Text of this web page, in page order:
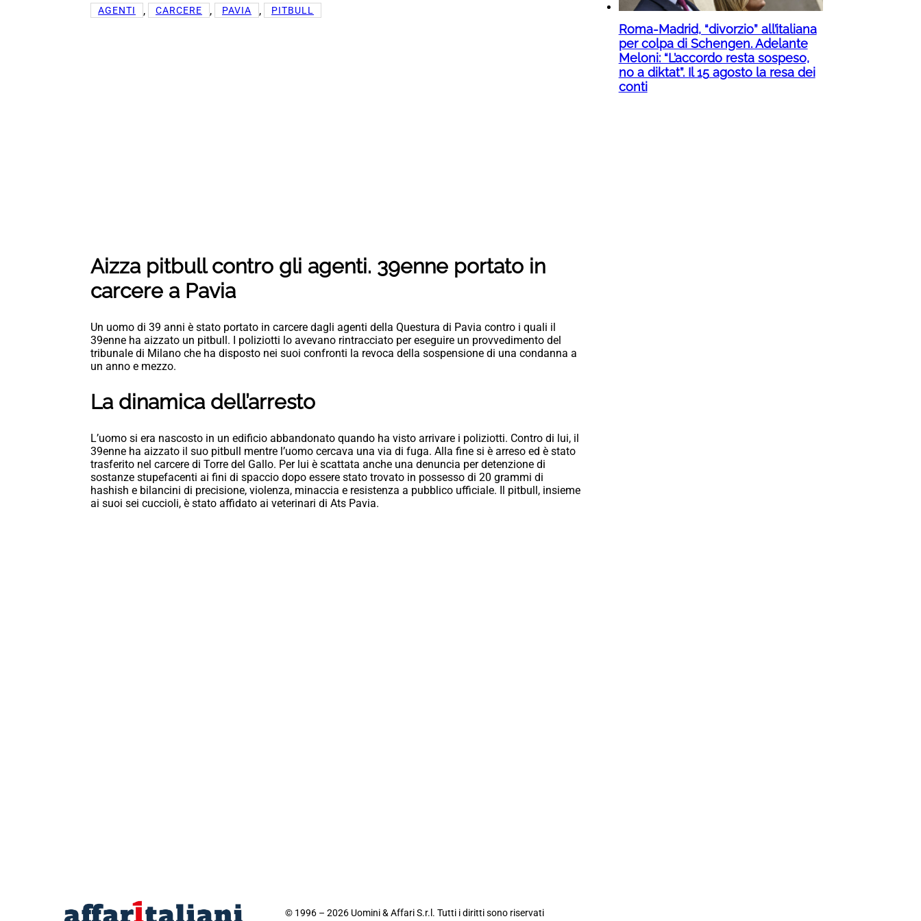
AGENTI , CARCERE , PAVIA , PITBULL
Aizza pitbull contro gli agenti. 39enne portato in
carcere a Pavia
Un uomo di 39 anni è stato portato in carcere dagli agenti della Questura di Pavia contro i quali il
39enne ha aizzato un pitbull. I poliziotti lo avevano rintracciato per eseguire un provvedimento del
tribunale di Milano che ha disposto nei suoi confronti la revoca della sospensione di una condanna a
un anno e mezzo.
La dinamica dell’arresto
L’uomo si era nascosto in un edificio abbandonato quando ha visto arrivare i poliziotti. Contro di lui, il
39enne ha aizzato il suo pitbull mentre l’uomo cercava una via di fuga. Alla fine si è arreso ed è stato
trasferito nel carcere di Torre del Gallo. Per lui è scattata anche una denuncia per detenzione di
sostanze stupefacenti ai fini di spaccio dopo essere stato trovato in possesso di 20 grammi di
hashish e bilancini di precisione, violenza, minaccia e resistenza a pubblico ufficiale. Il pitbull, insieme
ai suoi sei cuccioli, è stato affidato ai veterinari di Ats Pavia.
Roma-Madrid, “divorzio” all’italiana
per colpa di Schengen. Adelante
Meloni: “L’accordo resta sospeso,
no a diktat”. Il 15 agosto la resa dei
conti
© 1996 – 2026 Uomini & Affari S.r.l. Tutti i diritti sono riservati